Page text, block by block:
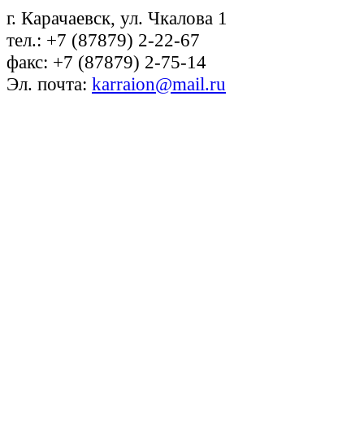
г. Карачаевск, ул. Чкалова 1
тел.: +7 (87879) 2-22-67
факс: +7 (87879) 2-75-14
Эл. почта: karraion@mail.ru